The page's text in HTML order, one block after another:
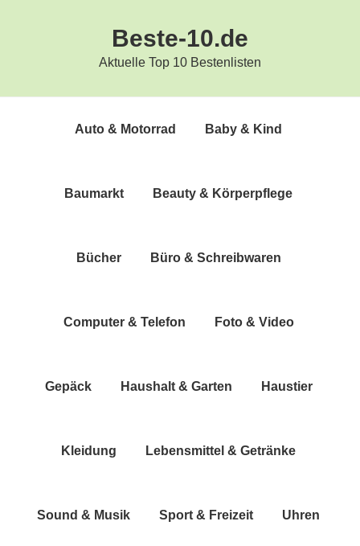
Beste-10.de
Aktuelle Top 10 Bestenlisten
Auto & Motorrad Baby & Kind
Bau­markt Beau­ty & Körperpflege
Bücher Büro & Schreibwaren
Com­pu­ter & Telefon Foto & Video
Gepäck Haus­halt & Garten Haus­tier
Klei­dung Lebens­mit­tel & Getränke
Sound & Musik Sport & Freizeit Uhren